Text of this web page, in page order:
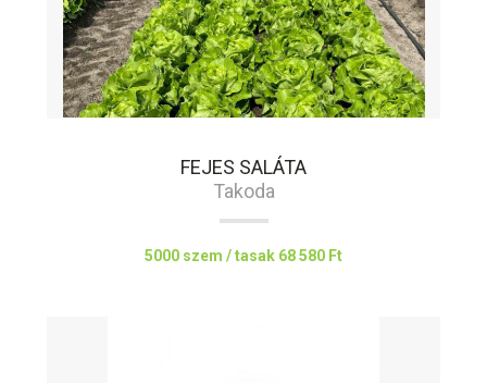
FEJES SALÁTA
Takoda
5000 szem / tasak 68 580 Ft